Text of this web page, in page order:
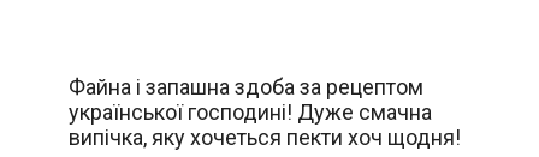
Файна і запашна здоба за рецептом
української господині! Дуже смачна
випічка, яку хочеться пекти хоч щодня!